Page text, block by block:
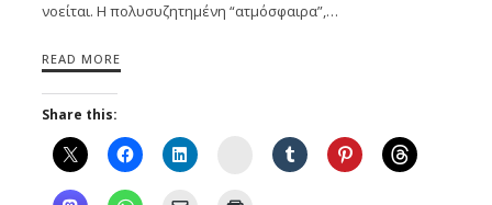
νοείται. H πολυσυζητημένη “ατμόσφαιρα”,…
READ MORE
Share this:
Instagram